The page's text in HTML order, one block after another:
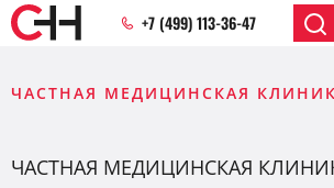
+7 (499) 113-36-47
ЧАСТНАЯ МЕДИЦИНСКАЯ
ЧАСТНАЯ МЕДИЦИНСКАЯ